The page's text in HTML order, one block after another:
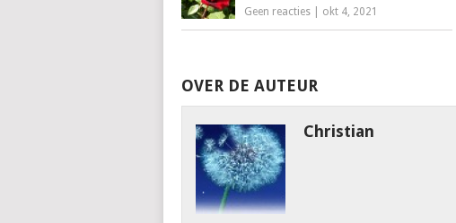
Geen reacties okt 4, 2021
OVER DE AUTEUR
Christian